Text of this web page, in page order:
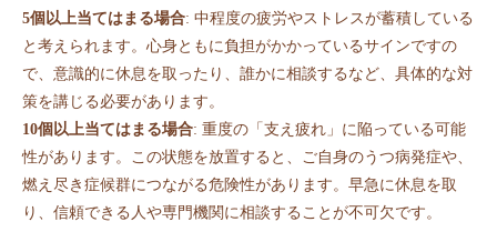
5個以上当てはまる場合: 中程度の疲労やストレスが蓄積している
と考えられます。心身ともに負担がかかっているサインですの
で、意識的に休息を取ったり、誰かに相談するなど、具体的な対
策を講じる必要があります。
10個以上当てはまる場合: 重度の「支え疲れ」に陥っている可能
性があります。この状態を放置すると、ご自身のうつ病発症や、
燃え尽き症候群につながる危険性があります。早急に休息を取
り、信頼できる人や専門機関に相談することが不可欠です。